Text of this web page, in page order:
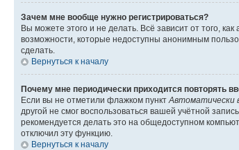
Зачем мне вообще нужно регистрироваться?
Вы можете этого и не делать. Всё зависит от того,
возможности, которые недоступны анонимным
сделать.
Вернуться к началу
Почему мне периодически приходится повторять
Если вы не отметили флажком пункт Автоматически
другой не смог воспользоваться вашей учётной
рекомендуется делать это на общедоступном
отключил эту функцию.
Вернуться к началу